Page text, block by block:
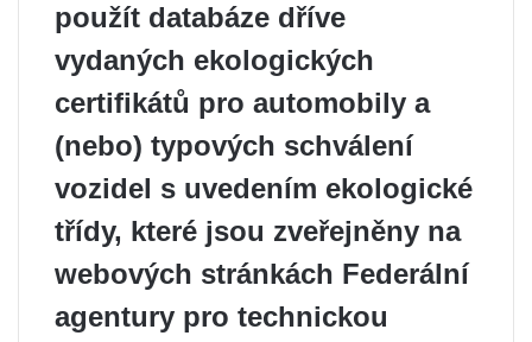
použít databáze dříve
vydaných ekologických
certifikátů pro automobily a
(nebo) typových schválení
vozidel s uvedením ekologické
třídy, které jsou zveřejněny na
webových stránkách Federální
agentury pro technickou